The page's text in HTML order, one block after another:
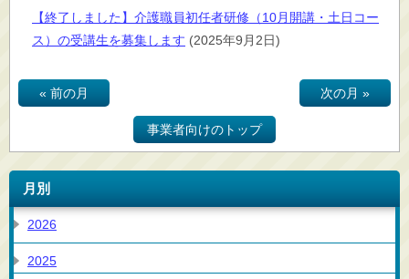
【終了しました】介護職員初任者研修（10月開講・土日コー
ス）の受講生を募集します (2025年9月2日)
« 前の月
事業者向けのトップ
次の月 »
月別
2026
2025